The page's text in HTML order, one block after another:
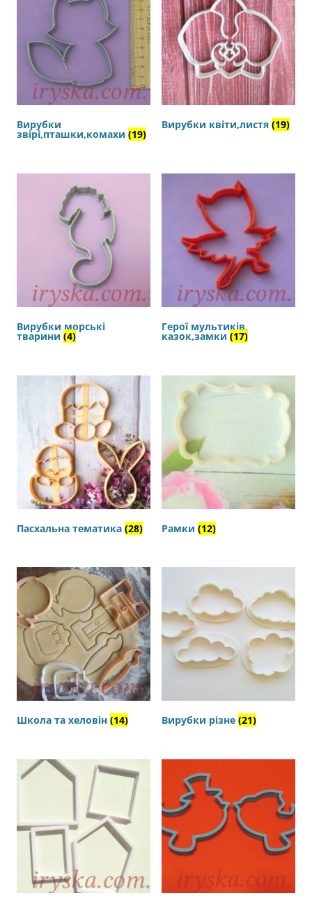
Вирубки
звірі,пташки,комахи (19)
Вирубки квіти,листя (19)
Вирубки морські
тварини (4)
Герої мультиків,
казок,замки (17)
Пасхальна тематика (28) Рамки (12)
Школа та хеловін (14) Вирубки різне (21)